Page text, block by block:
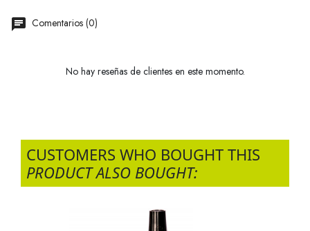
Comentarios (0)
No hay reseñas de clientes en este momento.
CUSTOMERS WHO BOUGHT THIS
PRODUCT ALSO BOUGHT: